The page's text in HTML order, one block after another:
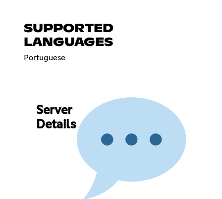
SUPPORTED
LANGUAGES
Portuguese
Server
Details